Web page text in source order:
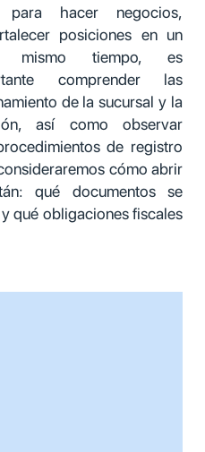
para hacer negocios,
posiciones en un
mismo tiempo, es
comprender las
de la sucursal y la
así como observar
de registro
cómo abrir
qué documentos se
qué obligaciones fiscales